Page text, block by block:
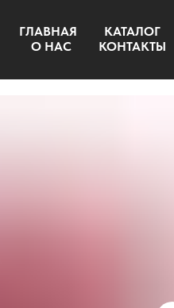
ГЛАВНАЯ КАТАЛОГ
О НАС
КОНТАКТЫ